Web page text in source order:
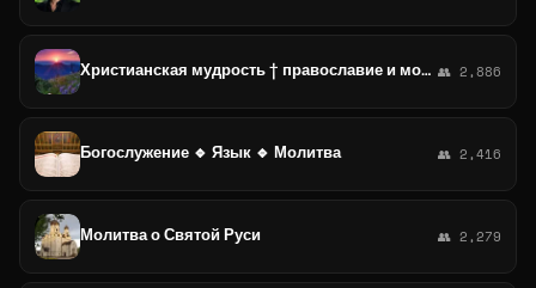
Христианская мудрость † православие и молитва † любовь и жизнь 👥 2,886
Богослужение 🔹 Язык 🔹 Молитва 👥 2,416
Молитва о Святой Руси 👥 2,279